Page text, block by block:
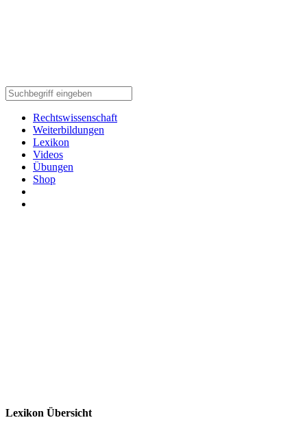
Rechtswissenschaft
Weiterbildungen
Lexikon
Videos
Übungen
Shop
Lexikon Übersicht